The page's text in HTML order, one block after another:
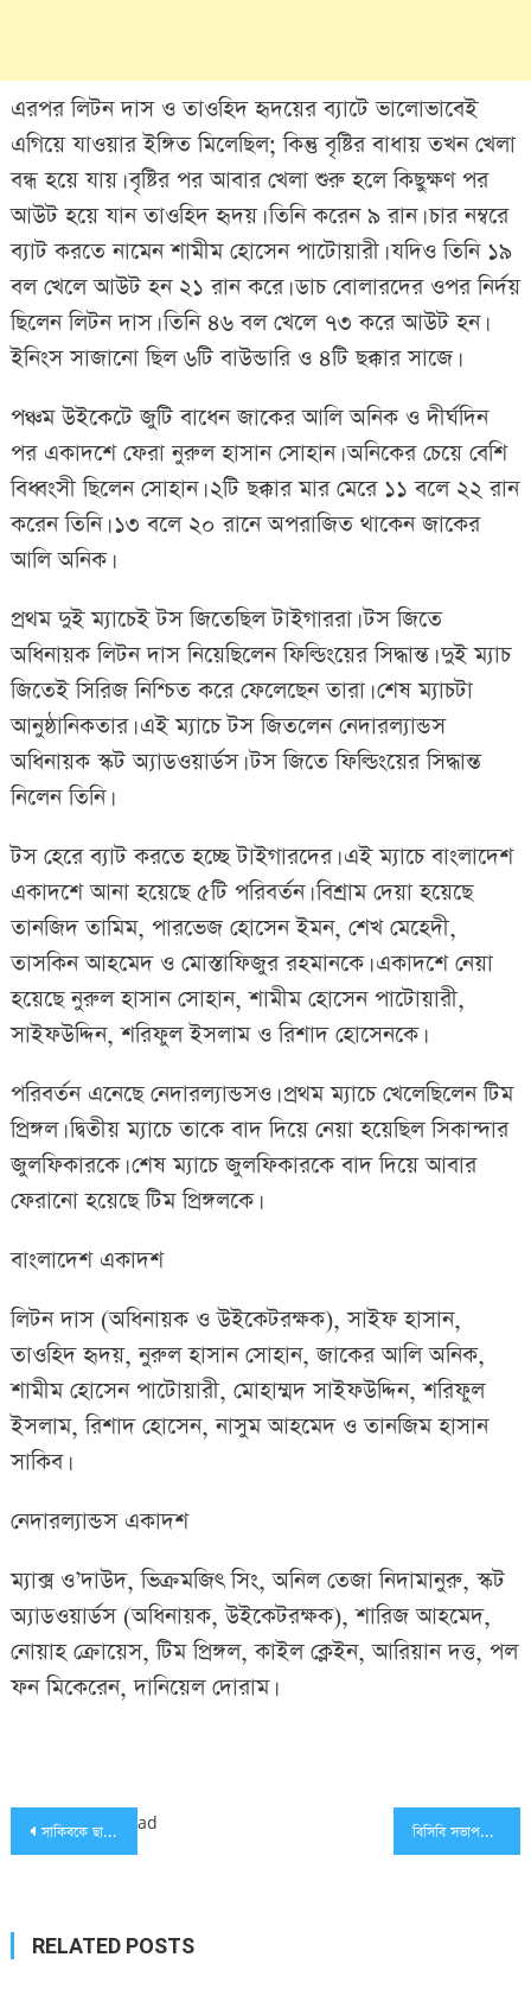
এরপর লিটন দাস ও তাওহিদ হৃদয়ের ব্যাটে ভালোভাবেই
এগিয়ে যাওয়ার ইঙ্গিত মিলেছিল; কিন্তু বৃষ্টির বাধায় তখন খেলা
বন্ধ হয়ে যায়। বৃষ্টির পর আবার খেলা শুরু হলে কিছুক্ষণ পর
আউট হয়ে যান তাওহিদ হৃদয়। তিনি করেন ৯ রান। চার নম্বরে
ব্যাট করতে নামেন শামীম হোসেন পাটোয়ারী। যদিও তিনি ১৯
বল খেলে আউট হন ২১ রান করে। ডাচ বোলারদের ওপর নির্দয়
ছিলেন লিটন দাস। তিনি ৪৬ বল খেলে ৭৩ করে আউট হন।
ইনিংস সাজানো ছিল ৬টি বাউন্ডারি ও ৪টি ছক্কার সাজে।
পঞ্চম উইকেটে জুটি বাধেন জাকের আলি অনিক ও দীর্ঘদিন
পর একাদশে ফেরা নুরুল হাসান সোহান। অনিকের চেয়ে বেশি
বিধ্বংসী ছিলেন সোহান। ২টি ছক্কার মার মেরে ১১ বলে ২২ রান
করেন তিনি। ১৩ বলে ২০ রানে অপরাজিত থাকেন জাকের
আলি অনিক।
প্রথম দুই ম্যাচেই টস জিতেছিল টাইগাররা। টস জিতে
অধিনায়ক লিটন দাস নিয়েছিলেন ফিল্ডিংয়ের সিদ্ধান্ত। দুই ম্যাচ
জিতেই সিরিজ নিশ্চিত করে ফেলেছেন তারা। শেষ ম্যাচটা
আনুষ্ঠানিকতার। এই ম্যাচে টস জিতলেন নেদারল্যান্ডস
অধিনায়ক স্কট অ্যাডওয়ার্ডস। টস জিতে ফিল্ডিংয়ের সিদ্ধান্ত
নিলেন তিনি।
টস হেরে ব্যাট করতে হচ্ছে টাইগারদের। এই ম্যাচে বাংলাদেশ
একাদশে আনা হয়েছে ৫টি পরিবর্তন। বিশ্রাম দেয়া হয়েছে
তানজিদ তামিম, পারভেজ হোসেন ইমন, শেখ মেহেদী,
তাসকিন আহমেদ ও মোস্তাফিজুর রহমানকে। একাদশে নেয়া
হয়েছে নুরুল হাসান সোহান, শামীম হোসেন পাটোয়ারী,
সাইফউদ্দিন, শরিফুল ইসলাম ও রিশাদ হোসেনকে।
পরিবর্তন এনেছে নেদারল্যান্ডসও। প্রথম ম্যাচে খেলেছিলেন টিম
প্রিঙ্গল। দ্বিতীয় ম্যাচে তাকে বাদ দিয়ে নেয়া হয়েছিল সিকান্দার
জুলফিকারকে। শেষ ম্যাচে জুলফিকারকে বাদ দিয়ে আবার
ফেরানো হয়েছে টিম প্রিঙ্গলকে।
বাংলাদেশ একাদশ
লিটন দাস (অধিনায়ক ও উইকেটরক্ষক), সাইফ হাসান,
তাওহিদ হৃদয়, নুরুল হাসান সোহান, জাকের আলি অনিক,
শামীম হোসেন পাটোয়ারী, মোহাম্মদ সাইফউদ্দিন, শরিফুল
ইসলাম, রিশাদ হোসেন, নাসুম আহমেদ ও তানজিম হাসান
সাকিব।
নেদারল্যান্ডস একাদশ
ম্যাক্স ও’দাউদ, ভিক্রমজিৎ সিং, অনিল তেজা নিদামানুরু, স্কট
অ্যাডওয়ার্ডস (অধিনায়ক, উইকেটরক্ষক), শারিজ আহমেদ,
নোয়াহ ক্রোয়েস, টিম প্রিঙ্গল, কাইল ক্লেইন, আরিয়ান দত্ত, পল
ফন মিকেরেন, দানিয়েল দোরাম।
Post
সাকিবকে ছাড়িয়ে ইতিহাস গড়লেন লিটন দাস বিসিবি সভাপতি হলে সাকিব খেলতে পারবেন কি না জানালেন তামিম
ad
RELATED POSTS